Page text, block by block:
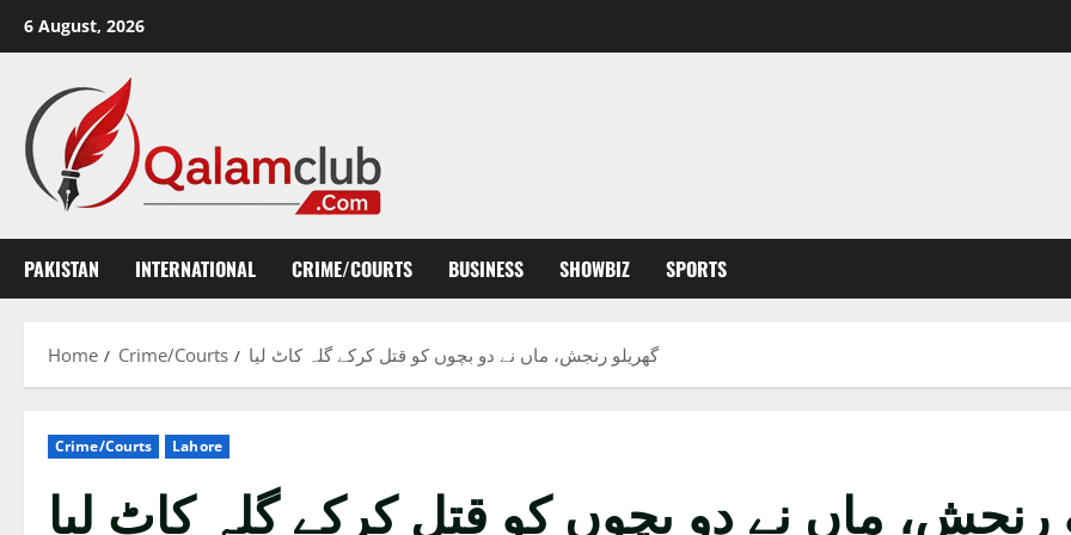
6 August, 2026
PAKISTAN INTERNATIONAL CRIME/COURTS BUSINESS SHOWBIZ SPORTS
Home Crime/Courts گھریلو رنجش، ماں نے دو بچوں کو قتل کرکے گلہ کاٹ لیا
Crime/Courts Lahore
رنجش، ماں نے دو بچوں کو قتل کرکے گلہ کاٹ لیا